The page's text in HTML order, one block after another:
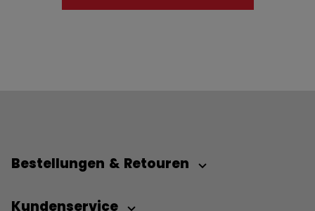
Bestellungen & Retouren
Kundenservice